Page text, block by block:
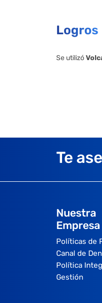
Logros
Se utilizó
Te
Nuestra
Empresa
Políticas de
Canal de
Política
Gestión